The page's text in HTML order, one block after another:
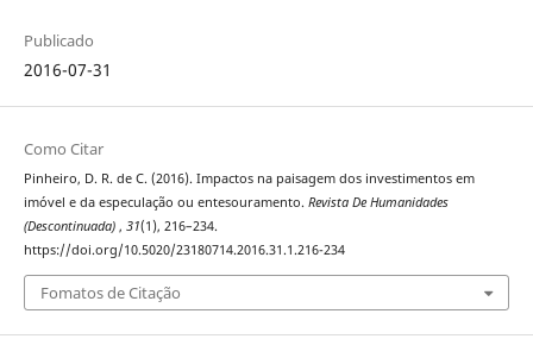
Publicado
2016-07-31
Como Citar
Pinheiro, D. R. de C. (2016). Impactos na paisagem dos investimentos em
imóvel e da especulação ou entesouramento. Revista De Humanidades
(Descontinuada) , 31(1), 216–234.
https://doi.org/10.5020/23180714.2016.31.1.216-234
Fomatos de Citação